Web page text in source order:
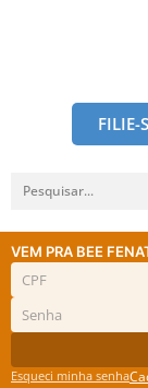
FILIE-
VEM PRA BEE
Esqueci minha senha